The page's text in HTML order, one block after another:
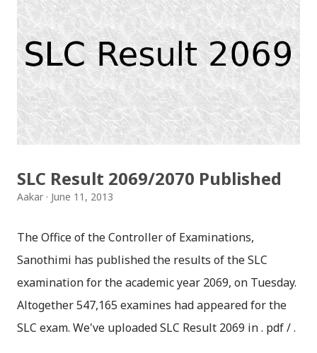
@KakaBaa , @Lohsirk , @anantabrt , you've got a
starring role in my video: https://t.co/wL9iSnup1a
#FollowMe #Vizify — Aakar Anil (@aakarpost) June
13, 2013 फरक प्रसंग हिजो देखि ट्विटरले ट्विटर एनालिटिक्स सबैको
लागि खुला गरेकोछ । आफ्नो कुन ट्विट कति "ईंगेजिङ" छ, कुन लिंक
कति पटक क्लिक भयो, कति पटक रिट्विट भयो, मेन्सन भयो, फेव
SLC Result 2069/2070 Published
Aakar June 11, 2013
The Office of the Controller of Examinations,
Sanothimi has published the results of the SLC
examination for the academic year 2069, on Tuesday.
Altogether 547,165 examines had appeared for the
SLC exam. We've uploaded SLC Result 2069 in . pdf / .